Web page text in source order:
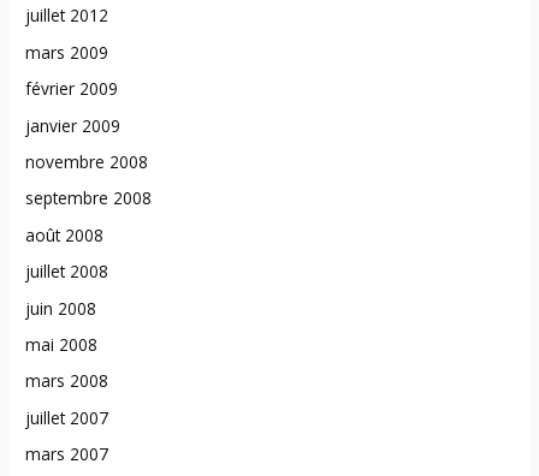
juillet 2012
mars 2009
février 2009
janvier 2009
novembre 2008
septembre 2008
août 2008
juillet 2008
juin 2008
mai 2008
mars 2008
juillet 2007
mars 2007